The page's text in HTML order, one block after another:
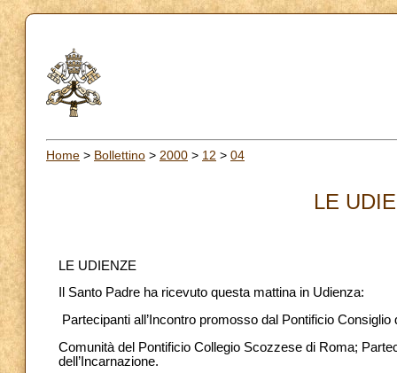
Home > Bollettino > 2000 > 12 > 04
LE
LE UDIENZE
Il Santo Padre ha ricevuto questa mattina in Udienza:
Partecipanti all’Incontro promosso dal Pontificio
Comunità del Pontificio Collegio Scozzese di Roma;
dell’Incarnazione.